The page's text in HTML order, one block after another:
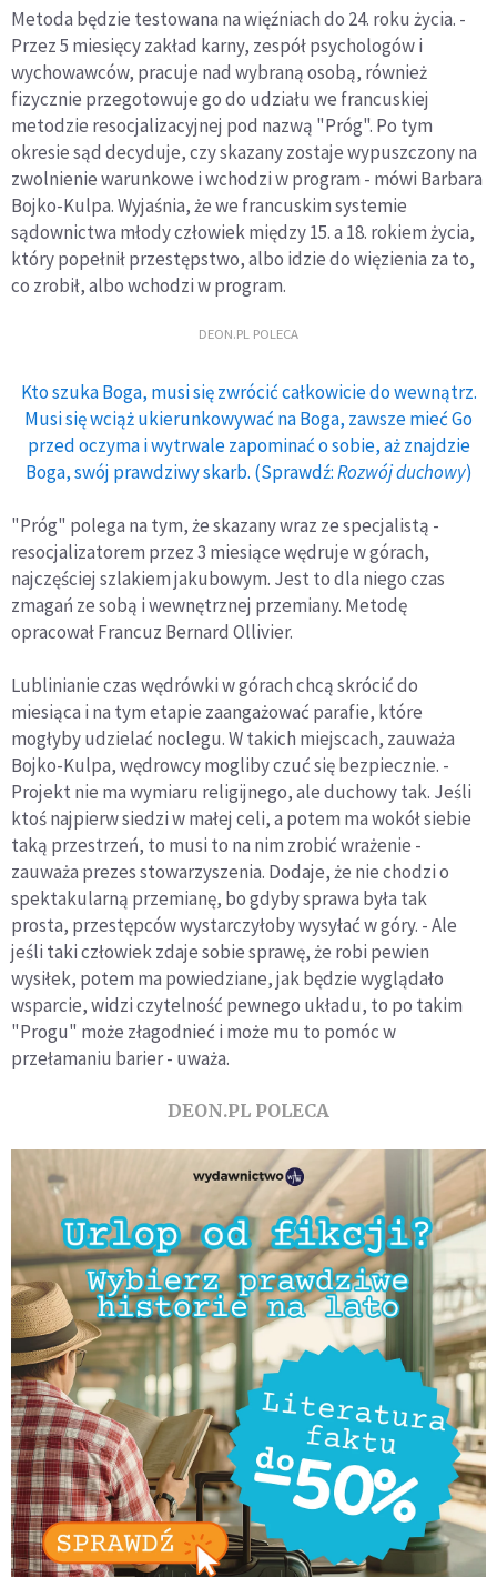
Metoda będzie testowana na więźniach do 24. roku życia. -
Przez 5 miesięcy zakład karny, zespół psychologów i
wychowawców, pracuje nad wybraną osobą, również
fizycznie przegotowuje go do udziału we francuskiej
metodzie resocjalizacyjnej pod nazwą "Próg". Po tym
okresie sąd decyduje, czy skazany zostaje wypuszczony na
zwolnienie warunkowe i wchodzi w program - mówi Barbara
Bojko-Kulpa. Wyjaśnia, że we francuskim systemie
sądownictwa młody człowiek między 15. a 18. rokiem życia,
który popełnił przestępstwo, albo idzie do więzienia za to,
co zrobił, albo wchodzi w program.
DEON.PL POLECA
Kto szuka Boga, musi się zwrócić całkowicie do wewnątrz.
Musi się wciąż ukierunkowywać na Boga, zawsze mieć Go
przed oczyma i wytrwale zapominać o sobie, aż znajdzie
Boga, swój prawdziwy skarb. (Sprawdź:Rozwój duchowy)
"Próg" polega na tym, że skazany wraz ze specjalistą -
resocjalizatorem przez 3 miesiące wędruje w górach,
najczęściej szlakiem jakubowym. Jest to dla niego czas
zmagań ze sobą i wewnętrznej przemiany. Metodę
opracował Francuz Bernard Ollivier.
Lublinianie czas wędrówki w górach chcą skrócić do
miesiąca i na tym etapie zaangażować parafie, które
mogłyby udzielać noclegu. W takich miejscach, zauważa
Bojko-Kulpa, wędrowcy mogliby czuć się bezpiecznie. -
Projekt nie ma wymiaru religijnego, ale duchowy tak. Jeśli
ktoś najpierw siedzi w małej celi, a potem ma wokół siebie
taką przestrzeń, to musi to na nim zrobić wrażenie -
zauważa prezes stowarzyszenia. Dodaje, że nie chodzi o
spektakularną przemianę, bo gdyby sprawa była tak
prosta, przestępców wystarczyłoby wysyłać w góry. - Ale
jeśli taki człowiek zdaje sobie sprawę, że robi pewien
wysiłek, potem ma powiedziane, jak będzie wyglądało
wsparcie, widzi czytelność pewnego układu, to po takim
"Progu" może złagodnieć i może mu to pomóc w
przełamaniu barier - uważa.
DEON.PL POLECA